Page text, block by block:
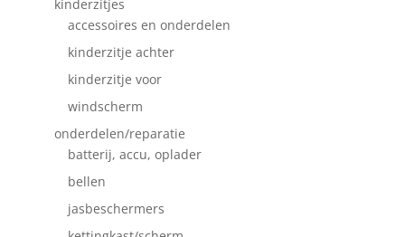
kinderzitjes
accessoires en onderdelen
kinderzitje achter
kinderzitje voor
windscherm
onderdelen/reparatie
batterij, accu, oplader
bellen
jasbeschermers